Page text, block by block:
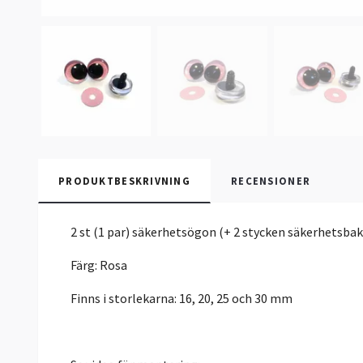
PRODUKTBESKRIVNING RECENSIONER
2 st (1 par) säkerhetsögon (+ 2 stycken
Färg: Rosa
Finns i storlekarna: 16, 20, 25 och 30 mm